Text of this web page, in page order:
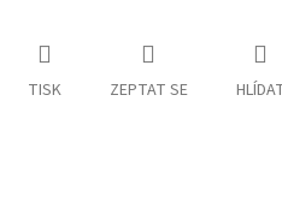
TISK ZEPTAT SE